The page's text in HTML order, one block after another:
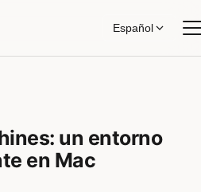
Español
un entorno
en Mac